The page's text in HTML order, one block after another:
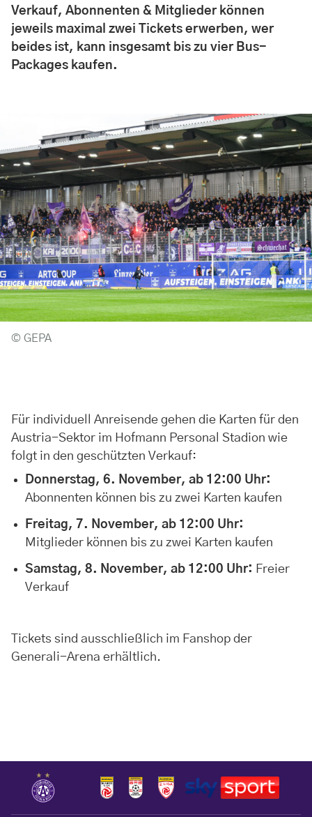
Verkauf, Abonnenten & Mitglieder können
jeweils maximal zwei Tickets erwerben, wer
beides ist, kann insgesamt bis zu vier Bus-
Packages kaufen.
© GEPA
Für individuell Anreisende gehen die Karten für den
Austria-Sektor im Hofmann Personal Stadion wie
folgt in den geschützten Verkauf:
Donnerstag, 6. November, ab 12:00 Uhr:
Abonnenten können bis zu zwei Karten kaufen
Freitag, 7. November, ab 12:00 Uhr:
Mitglieder können bis zu zwei Karten kaufen
Samstag, 8. November, ab 12:00 Uhr: Freier
Verkauf
Tickets sind ausschließlich im Fanshop der
Generali-Arena erhältlich.